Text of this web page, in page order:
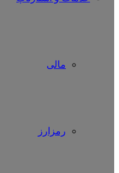
مالی
رمزارز